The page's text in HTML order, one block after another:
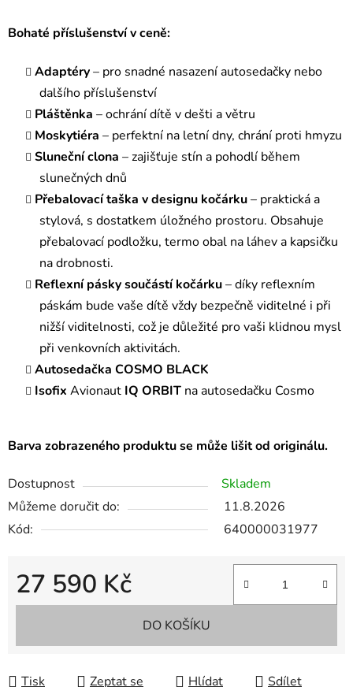
Bohaté příslušenství v ceně:
Adaptéry– pro snadné nasazení autosedačky nebo
dalšího příslušenství
Pláštěnka – ochrání dítě v dešti a větru
Moskytiéra – perfektní na letní dny, chrání proti hmyzu
Sluneční clona – zajišťuje stín a pohodlí během
slunečných dnů
Přebalovací taška v designu kočárku– praktická a
stylová, s dostatkem úložného prostoru. Obsahuje
přebalovací podložku, termo obal na láhev a kapsičku
na drobnosti.
Reflexní pásky součástí kočárku– díky reflexním
páskám bude vaše dítě vždy bezpečně viditelné i při
nižší viditelnosti, což je důležité pro vaši klidnou mysl
při venkovních aktivitách.
Autosedačka COSMO BLACK
Isofix Avionaut IQ ORBIT na autosedačku Cosmo
Barva zobrazeného produktu se může lišit od originálu.
Dostupnost
Skladem
Můžeme doručit do:
11.8.2026
Kód:
640000031977
27 590 Kč
Měrná cena:
DO KOŠÍKU
Tisk Zeptat se Hlídat Sdílet